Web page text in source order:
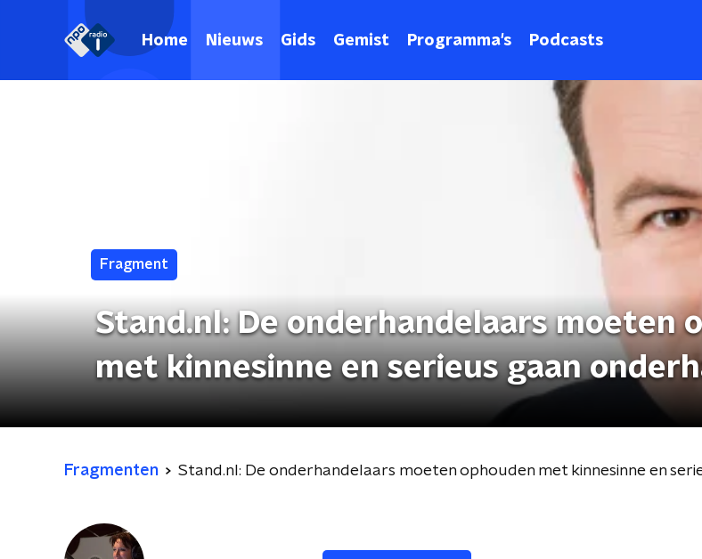
Home Nieuws Gids Gemist Programma's Podcasts
Fragment
Stand.nl: De onderhandelaars moeten
met kinnesinne en serieus gaan
Fragmenten Stand.nl: De onderhandelaars moeten ophouden met kinnesinne en